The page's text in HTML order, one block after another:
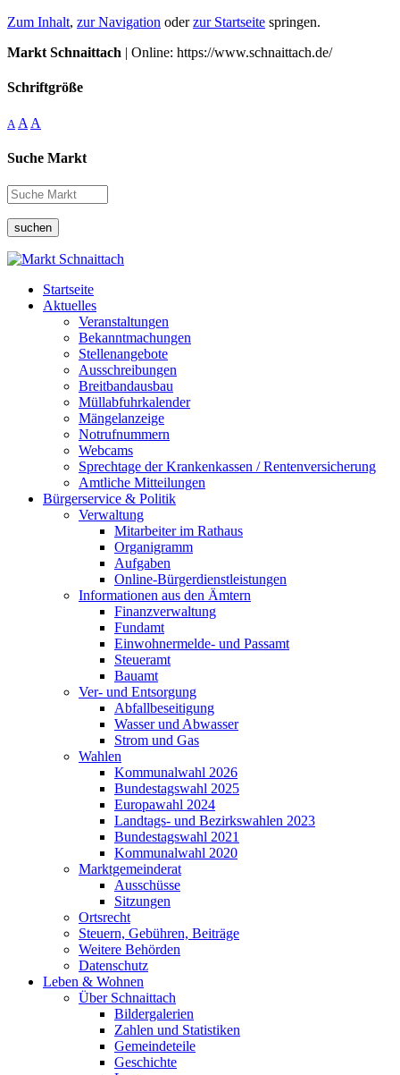
Zum Inhalt, zur Navigation oderzur Startseite springen.
Markt Schnaittach | Online: https://www.schnaittach.de/
Schriftgröße
A A A
Suche Markt
suchen
Startseite
Aktuelles
Veranstaltungen
Bekanntmachungen
Stellenangebote
Ausschreibungen
Breitbandausbau
Müllabfuhrkalender
Mängelanzeige
Notrufnummern
Webcams
Sprechtage der Krankenkassen / Rentenversicherung
Amtliche Mitteilungen
Bürgerservice & Politik
Verwaltung
Mitarbeiter im Rathaus
Organigramm
Aufgaben
Online-Bürgerdienstleistungen
Informationen aus den Ämtern
Finanzverwaltung
Fundamt
Einwohnermelde- und Passamt
Steueramt
Bauamt
Ver- und Entsorgung
Abfallbeseitigung
Wasser und Abwasser
Strom und Gas
Wahlen
Kommunalwahl 2026
Bundestagswahl 2025
Europawahl 2024
Landtags- und Bezirkswahlen 2023
Bundestagswahl 2021
Kommunalwahl 2020
Marktgemeinderat
Ausschüsse
Sitzungen
Ortsrecht
Steuern, Gebühren, Beiträge
Weitere Behörden
Datenschutz
Leben & Wohnen
Über Schnaittach
Bildergalerien
Zahlen und Statistiken
Gemeindeteile
Geschichte